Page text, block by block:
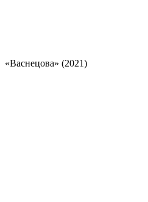
«Васнецова» (2021)